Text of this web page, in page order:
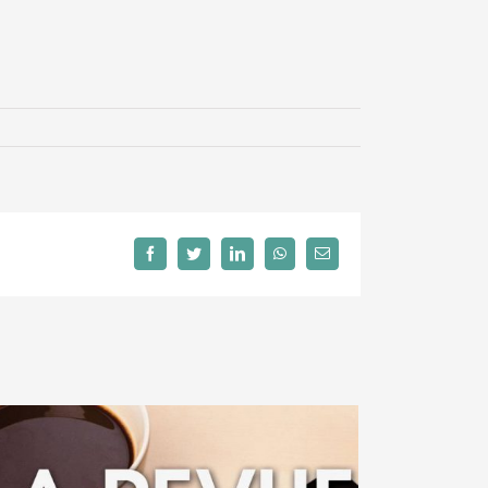
FacebookTwitterLinkedInWhatsAppEmail